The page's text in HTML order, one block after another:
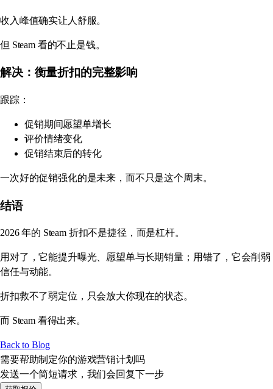
收入峰值确实让人舒服。
但 Steam 看的不止是钱。
解决：衡量折扣的完整影响
跟踪：
促销期间愿望单增长
评价情绪变化
促销结束后的转化
一次好的促销强化的是未来，而不只是这个周末。
结语
2026 年的 Steam 折扣不是捷径，而是杠杆。
用对了，它能提升曝光、愿望单与长期销量；用错了，它会削弱
信任与动能。
折扣救不了弱定位，只会放大你现在的状态。
而 Steam 看得出来。
Back to Blog
需要帮助制定你的游戏营销计划吗
发送一个简短请求，我们会回复下一步